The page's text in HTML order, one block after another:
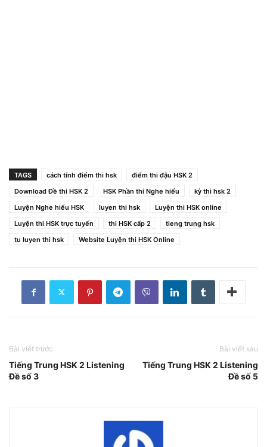
TAGS cách tính điểm thi hsk
điểm thi đậu HSK 2
Download Đề thi HSK 2
HSK Phần thi Nghe hiểu
kỳ thi hsk 2
Luyện Nghe hiểu HSK
luyen thi hsk
Luyện thi HSK online
Luyện thi HSK trực tuyến
thi HSK cấp 2
tieng trung hsk
tu luyen thi hsk
Website Luyện thi HSK Online
Bài viết trước
Tiếng Trung HSK 2 Listening
Đề số 3
Bài viết sau
Tiếng Trung HSK 2 Listening
Đề số 5